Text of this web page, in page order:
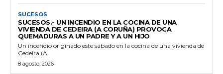
SUCESOS
SUCESOS.- UN INCENDIO EN LA COCINA DE UNA
VIVIENDA DE CEDEIRA (A CORUÑA) PROVOCA
QUEMADURAS A UN PADRE Y A UN HIJO
Un incendio originado este sábado en la cocina de una vivienda de
Cedeira (A...
8 agosto, 2026